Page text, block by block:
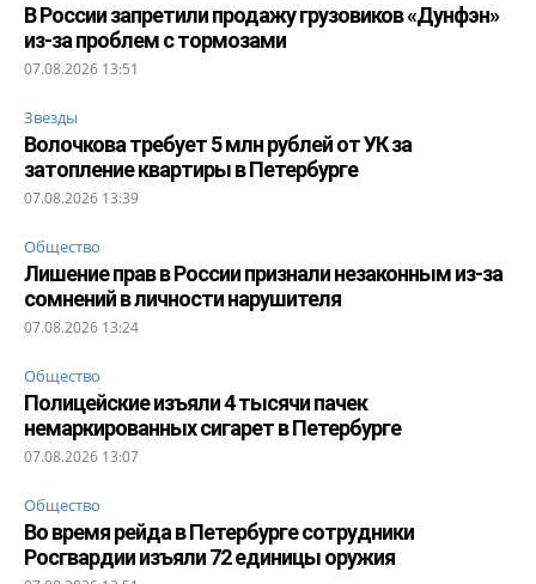
В России запретили продажу грузовиков «Дунфэн»
из-за проблем с тормозами
07.08.2026 13:51
Звезды
Волочкова требует 5 млн рублей от УК за
затопление квартиры в Петербурге
07.08.2026 13:39
Общество
Лишение прав в России признали незаконным из-за
сомнений в личности нарушителя
07.08.2026 13:24
Общество
Полицейские изъяли 4 тысячи пачек
немаркированных сигарет в Петербурге
07.08.2026 13:07
Общество
Во время рейда в Петербурге сотрудники
Росгвардии изъяли 72 единицы оружия